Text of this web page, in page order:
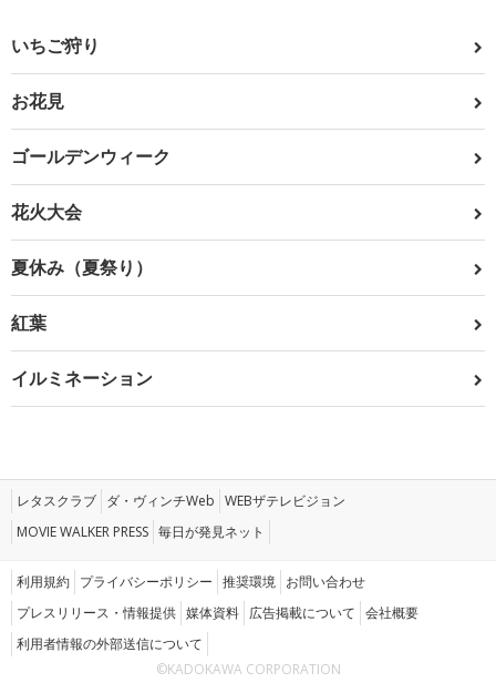
いちご狩り
お花見
ゴールデンウィーク
花火大会
夏休み（夏祭り）
紅葉
イルミネーション
レタスクラブ ダ・ヴィンチWeb WEBザテレビジョン
MOVIE WALKER PRESS 毎日が発見ネット
利用規約 プライバシーポリシー 推奨環境 お問い合わせ
プレスリリース・情報提供 媒体資料 広告掲載について 会社概要
利用者情報の外部送信について
©KADOKAWA CORPORATION